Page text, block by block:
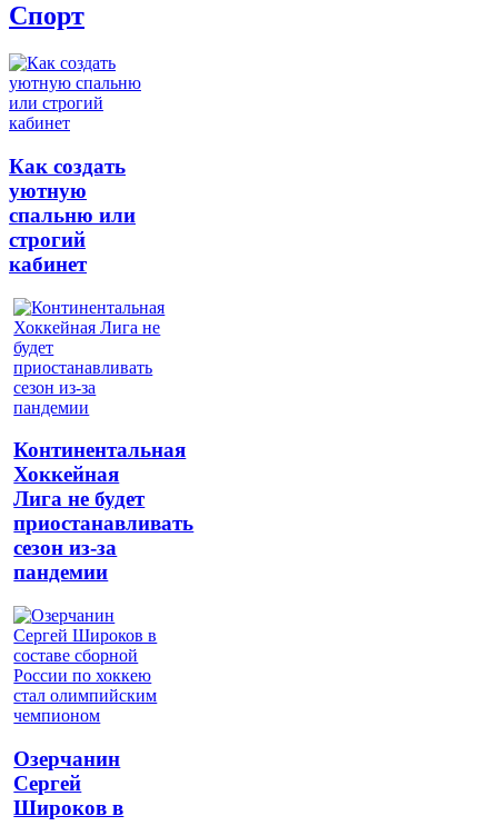
Спорт
Как создать
уютную
спальню или
строгий
кабинет
Континентальная
Хоккейная
Лига не будет
приостанавливать
сезон из-за
пандемии
Озерчанин
Сергей
Широков в